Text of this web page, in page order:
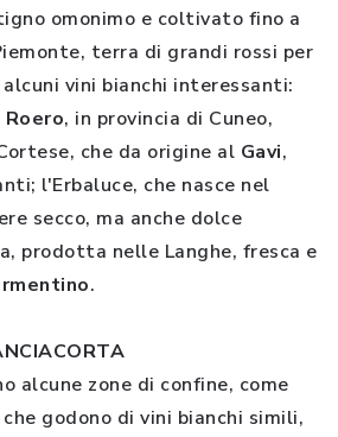
omonimo e coltivato fino a
terra di grandi rossi per
vini bianchi interessanti:
Roero, in provincia di Cuneo,
che da origine al Gavi,
l'Erbaluce, che nasce nel
secco, ma anche dolce
prodotta nelle Langhe, fresca e
.
alcune zone di confine, come
che godono di vini bianchi simili,